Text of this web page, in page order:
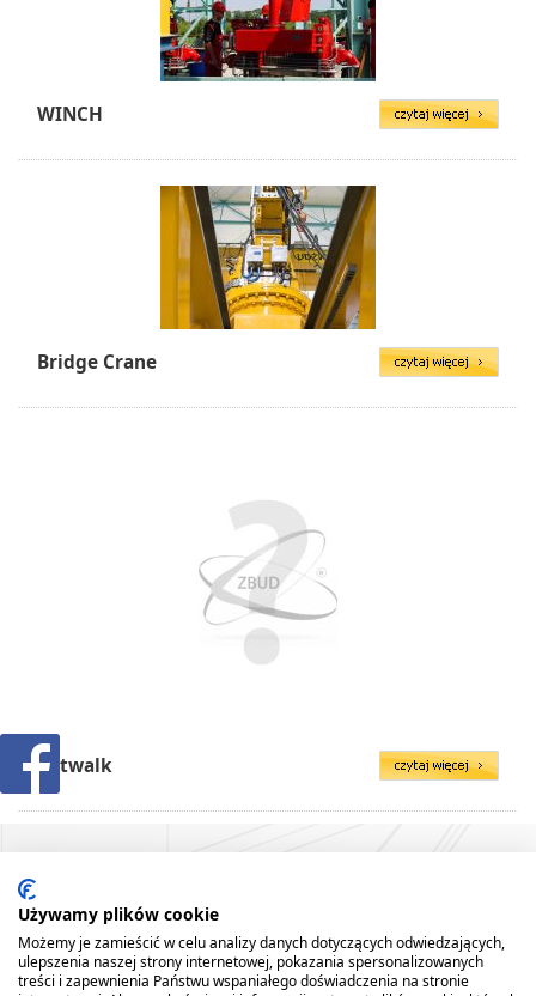
WINCH
Bridge Crane
Catwalk
Używamy plików cookie
Możemy je zamieścić w celu analizy danych dotyczących odwiedzających,
ulepszenia naszej strony internetowej, pokazania spersonalizowanych
treści i zapewnienia Państwu wspaniałego doświadczenia na stronie